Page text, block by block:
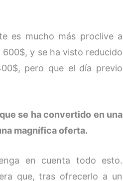
es mucho más proclive a
y se ha visto reducido
pero que el día previo
se ha convertido en una
magnífica oferta.
en cuenta todo esto.
que, tras ofrecerlo a un